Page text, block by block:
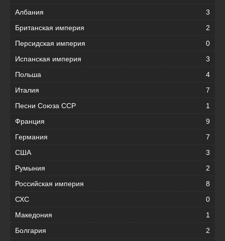
Албания
3
Британская империя
2
Персидская империя
0
Испанская империя
3
Польша
4
Италия
7
Песни Союза ССР
1
Франция
9
Германия
7
США
3
Румыния
2
Российская империя
8
СХС
0
Македония
1
Болгария
2